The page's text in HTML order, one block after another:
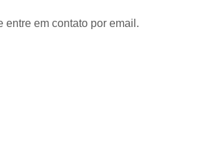
Instalação e
entre em contato por email.